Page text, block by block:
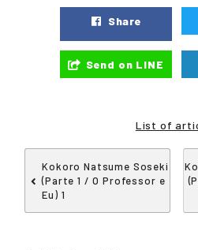
Share
Send on LINE
List of
Kokoro Natsume Soseki
(Parte 1 / O Professor e
Eu) 1